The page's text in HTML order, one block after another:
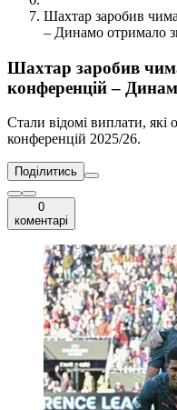
Шахтар заробив
– Динамо отримало
Шахтар заробив
конференцій –
Стали відомі виплати,
конференцій 2025/26.
Поділитись
0
коментарі